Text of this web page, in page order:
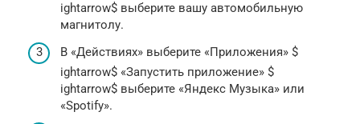
ightarrow$ выберите вашу автомобильную
магнитолу.
В «Действиях» выберите «Приложения» $
ightarrow$ «Запустить приложение» $
ightarrow$ выберите «Яндекс Музыка» или
«Spotify».